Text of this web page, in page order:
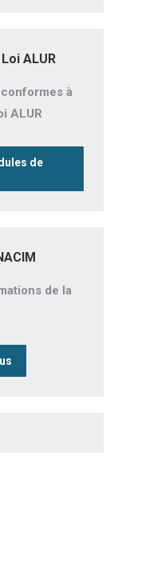
ALUR
à
ALUR
de
de la